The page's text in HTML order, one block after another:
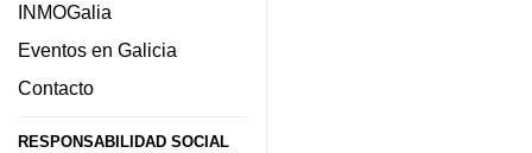
INMOGalia
Eventos en Galicia
Contacto
RESPONSABILIDAD SOCIAL